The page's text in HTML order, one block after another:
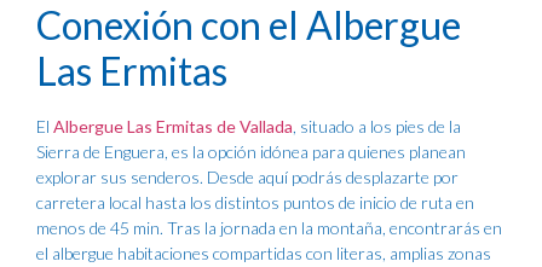
Conexión con el Albergue
Las Ermitas
El Albergue Las Ermitas de Vallada, situado a los pies de la
Sierra de Enguera, es la opción idónea para quienes planean
explorar sus senderos. Desde aquí podrás desplazarte por
carretera local hasta los distintos puntos de inicio de ruta en
menos de 45 min. Tras la jornada en la montaña, encontrarás en
el albergue habitaciones compartidas con literas, amplias zonas